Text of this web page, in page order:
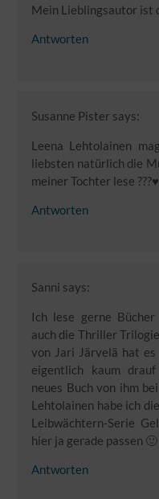
Mein Lieblingsautor ist
Antworten
Susanne Pister says:
Leena Lehtolainen
liebsten natürlich die
meiner Tochter lese
Antworten
Sanni says:
Ich lese gerne
auch die Thriller
von Jari Järvelä hat
eigentlich kaum
neues Buch von ihm
Lehtolainen habe ich
Leibwächtern-Serie
hier ja gerade passen 🙂
Antworten